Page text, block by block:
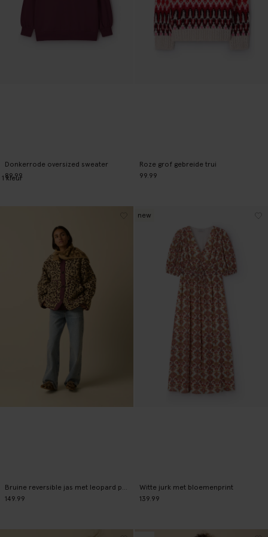
Donkerrode oversized sweater
89.99
1 kleur
Roze grof gebreide trui
99.99
Bruine reversible jas met leopard print
149.99
Witte jurk met bloemenprint
139.99
new